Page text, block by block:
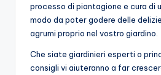
processo di piantagione e cura di
modo da poter godere delle
agrumi proprio nel vostro giardino.
Che siate giardinieri esperti o
consigli vi aiuteranno a far